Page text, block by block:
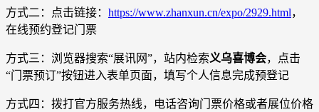
方式二：点击链接： https://www.zhanxun.cn/expo/2929.html，
在线预约登记门票
方式三：浏览器搜索“展讯网”，站内检索义乌喜博会，点击
“门票预订”按钮进入表单页面，填写个人信息完成预登记
方式四：拨打官方服务热线，电话咨询门票价格或者展位价格